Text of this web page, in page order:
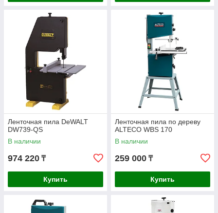
Ленточная пила DeWALT
DW739-QS
В наличии
974 220 ₸
Купить
Ленточная пила по дереву
ALTECO WBS 170
В наличии
259 000 ₸
Купить